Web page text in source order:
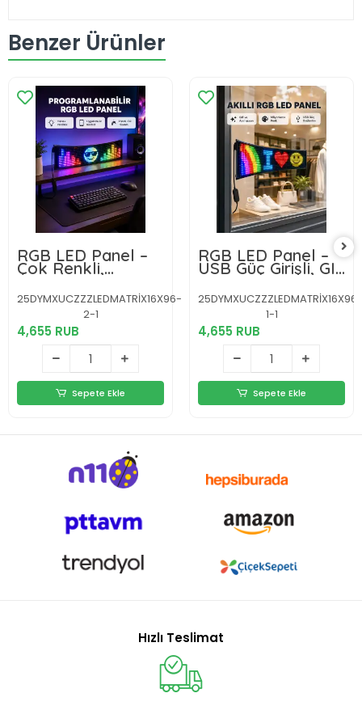
Benzer Ürünler
RGB LED Panel –
Çok Renkli,
Kumandalı, USB
Bağlantılı Yazı ve
GIF Gösterimli
Akıllı Lamba
25DYMXUCZZZLEDMATRİX16X96-
2-1
4,655 RUB
Sepete Ekle
RGB LED Panel –
USB Güç Girişli, GIF
ve Yazı Gösterimli
Akıllı Ekran
25DYMXUCZZZLEDMATRİX16X96-
1-1
4,655 RUB
Sepete Ekle
Hızlı Teslimat